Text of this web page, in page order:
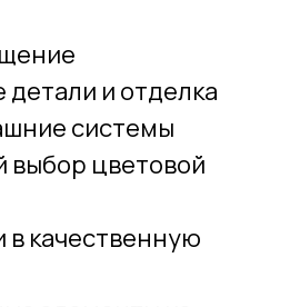
и отделка
системы
выбор цветовой
в качественную